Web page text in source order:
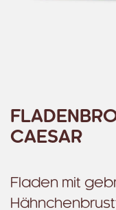
CAESAR
Fladen mit